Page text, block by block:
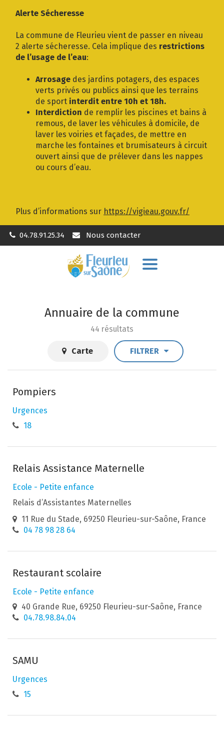
Alerte Sécheresse
La commune de Fleurieu vient de passer en niveau
2 alerte sécheresse. Cela implique des restrictions
de l’usage de l’eau:
Arrosage des jardins potagers, des espaces
verts privés ou publics ainsi que les terrains
de sport interdit entre 10h et 18h.
Interdiction de remplir les piscines et bains à
remous, de laver les véhicules à domicile, de
laver les voiries et façades, de mettre en
marche les fontaines et brumisateurs à circuit
ouvert ainsi que de prélever dans les nappes
ou cours d’eau.
Plus d’informations sur https://vigieau.gouv.fr/
04.78.91.25.34 Nous contacter
Aller
Annuaire de la commune
44 résultats
Carte FILTRER
Pompiers
Urgences
18
Relais Assistance Maternelle
Ecole - Petite enfance
Relais d’Assistantes Maternelles
11 Rue du Stade, 69250 Fleurieu-sur-Saône, France
04 78 98 28 64
Restaurant scolaire
Ecole - Petite enfance
40 Grande Rue, 69250 Fleurieu-sur-Saône, France
04.78.98.84.04
SAMU
Urgences
15